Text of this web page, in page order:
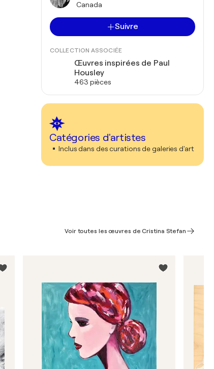
Canada
Suivre
COLLECTION ASSOCIÉE
Œuvres inspirées de Paul
Housley
463 pièces
Catégories d'artistes
Inclus dans des curations de galeries d'art
Voir toutes les œuvres de Cristina Stefan